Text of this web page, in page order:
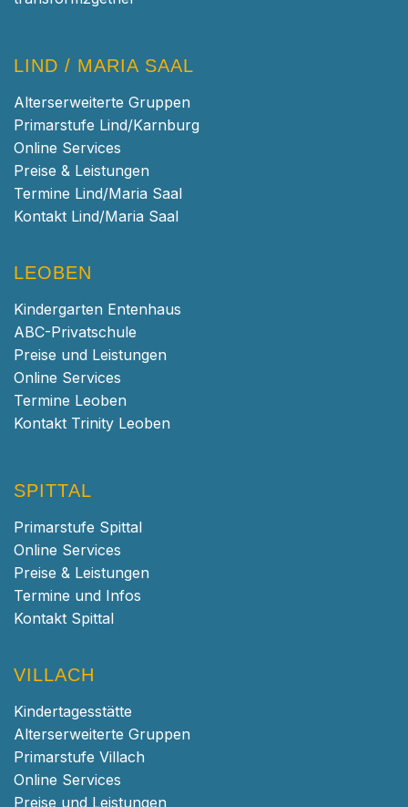
LIND / MARIA SAAL
Alterserweiterte Gruppen
Primarstufe Lind/Karnburg
Online Services
Preise & Leistungen
Termine Lind/Maria Saal
Kontakt Lind/Maria Saal
LEOBEN
Kindergarten Entenhaus
ABC-Privatschule
Preise und Leistungen
Online Services
Termine Leoben
Kontakt Trinity Leoben
SPITTAL
Primarstufe Spittal
Online Services
Preise & Leistungen
Termine und Infos
Kontakt Spittal
VILLACH
Kindertagesstätte
Alterserweiterte Gruppen
Primarstufe Villach
Online Services
Preise und Leistungen